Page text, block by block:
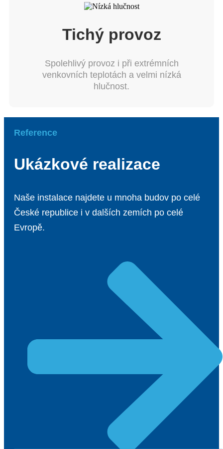
Tichý provoz
Spolehlivý provoz i při extrémních
venkovních teplotách a velmi nízká
hlučnost.
Reference
Ukázkové realizace
Naše instalace najdete u mnoha budov po celé
České republice i v dalších zemích po celé
Evropě.